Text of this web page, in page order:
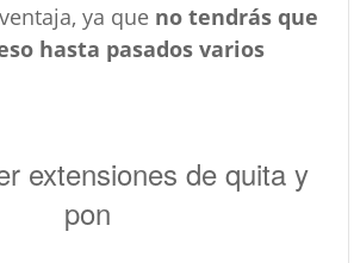
ya que no tendrás que
hasta pasados varios
extensiones de quita y
pon